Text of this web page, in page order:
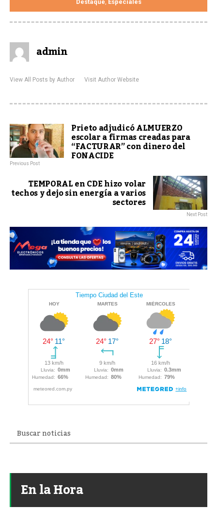
Destaque, Especiales
admin
View All Posts by Author Visit Author Website
Prieto adjudicó ALMUERZO
escolar a firmas creadas para
“FACTURAR” con dinero del
FONACIDE
Previous Post
TEMPORAL en CDE hizo volar
techos y dejo sin energía a varios
sectores
Next Post
En la Hora